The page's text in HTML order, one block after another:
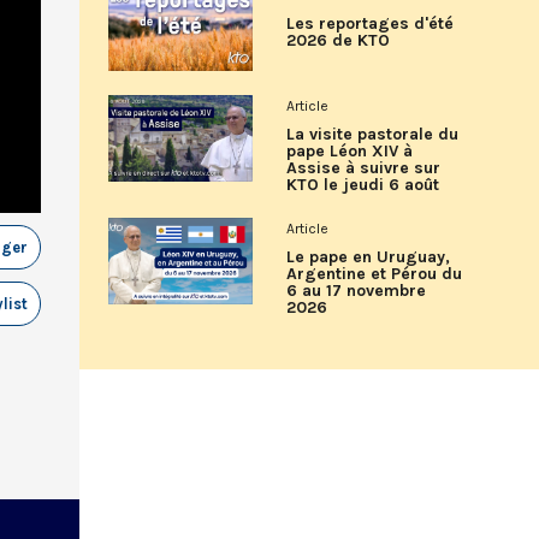
Les reportages d'été
2026 de KTO
Article
La visite pastorale du
pape Léon XIV à
Assise à suivre sur
KTO le jeudi 6 août
Article
Le pape en Uruguay,
Argentine et Pérou du
6 au 17 novembre
2026